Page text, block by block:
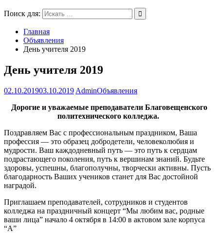
Поиск для:
Главная
Объявления
День учителя 2019
День учителя 2019
02.10.201903.10.2019 AdminОбъявления
Дорогие и уважаемые преподаватели Благовещенского
политехнического колледжа.
Поздравляем Вас с профессиональным праздником, Ваша
профессия — это образец добродетели, человеколюбия и
мудрости. Ваш каждодневный путь — это путь к сердцам
подрастающего поколения, путь к вершинам знаний. Будьте
здоровы, успешны, благополучны, творчески активны. Пусть
благодарность Ваших учеников станет для Вас достойной
наградой.
Приглашаем преподавателей, сотрудников и студентов
колледжа на праздничный концерт “Мы любим вас, родные
ваши лица” начало 4 октября в 14:00 в актовом зале корпуса
“А”